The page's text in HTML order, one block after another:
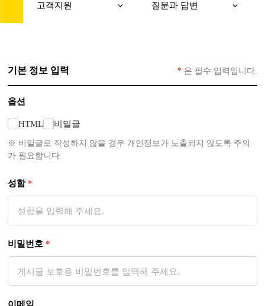
고객지원 질문과 답변
기본 정보 입력 *은 필수 입력입니다.
옵션
HTML 비밀글
※ 비밀글로 작성하지 않을 경우 개인정보가 노출되지 않도록 주의
가 필요합니다.
성함 *
비밀번호 *